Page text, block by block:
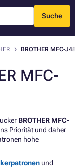
Suche
Menü
BROTHER MFC-
MFC-
BROTHER MFC-
Priorität und daher
hohe
und